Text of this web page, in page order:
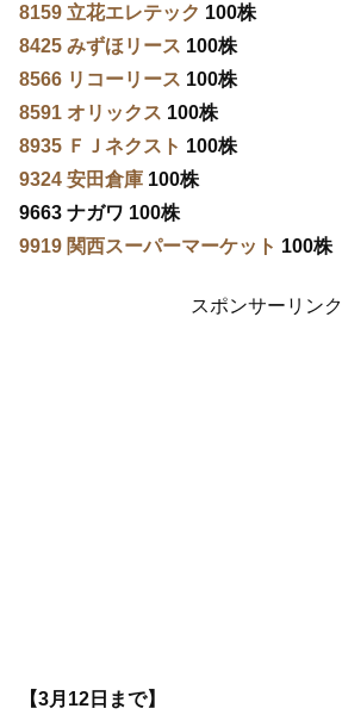
8159 立花エレテック 100株
8425 みずほリース 100株
8566 リコーリース 100株
8591 オリックス 100株
8935 ＦＪネクスト 100株
9324 安田倉庫 100株
9663 ナガワ 100株
9919 関西スーパーマーケット 100株
スポンサーリンク
【3月12日まで】